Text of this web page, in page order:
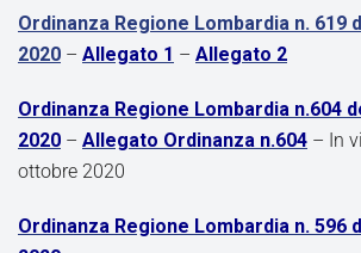
Ordinanza Regione Lombardia n. 619
2020 – Allegato 1 – Allegato 2
Ordinanza Regione Lombardia n.604
2020 – Allegato Ordinanza n.604 – In
ottobre 2020
Ordinanza Regione Lombardia n. 596